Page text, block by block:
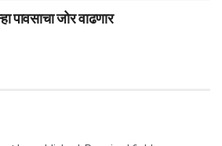
पावसाचा जोर वाढणार